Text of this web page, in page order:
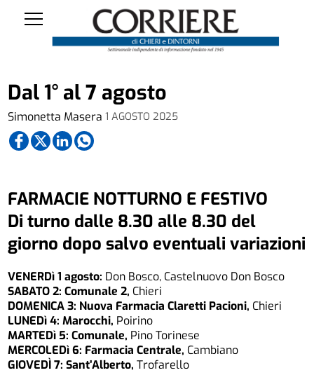
Simonetta Masera 1 AGOSTO 2025
Dal 1° al 7 agosto
FARMACIE NOTTURNO E FESTIVO
Di turno dalle 8.30 alle 8.30 del
giorno dopo salvo eventuali variazioni
VENERDì 1 agosto: Don Bosco, Castelnuovo Don Bosco
SABATO 2: Comunale 2, Chieri
DOMENICA 3: Nuova Farmacia Claretti Pacioni, Chieri
LUNEDì 4: Marocchi, Poirino
MARTEDì 5: Comunale, Pino Torinese
MERCOLEDì 6: Farmacia Centrale, Cambiano
GIOVEDÌ 7: Sant’Alberto, Trofarello